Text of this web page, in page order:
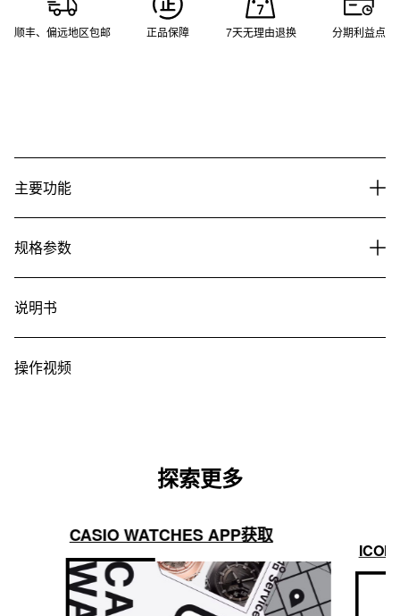
顺丰、偏远地区包邮 正品保障 7天无理由退换 分期利益点
主要功能
规格参数
说明书
操作视频
探索更多
CASIO WATCHES APP获取